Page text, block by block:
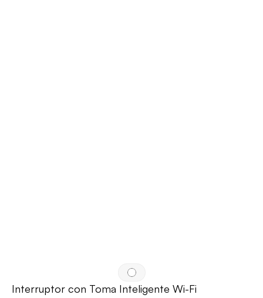
Interruptor con Toma Inteligente Wi-Fi